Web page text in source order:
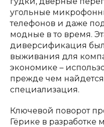
угольные
телефонов и даже
модные в то время.
диверсификация
выживания для
экономике –
прежде чем
специализация.
Ключевой поворот
Гёрике в разработке